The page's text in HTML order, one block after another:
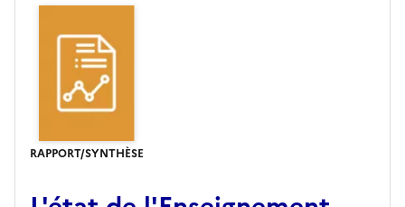
RAPPORT/SYNTHÈSE